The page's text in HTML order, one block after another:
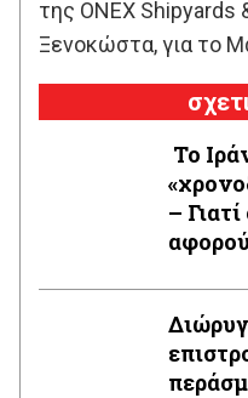
της ONEX
Ξενοκώστα, για το
Το
–